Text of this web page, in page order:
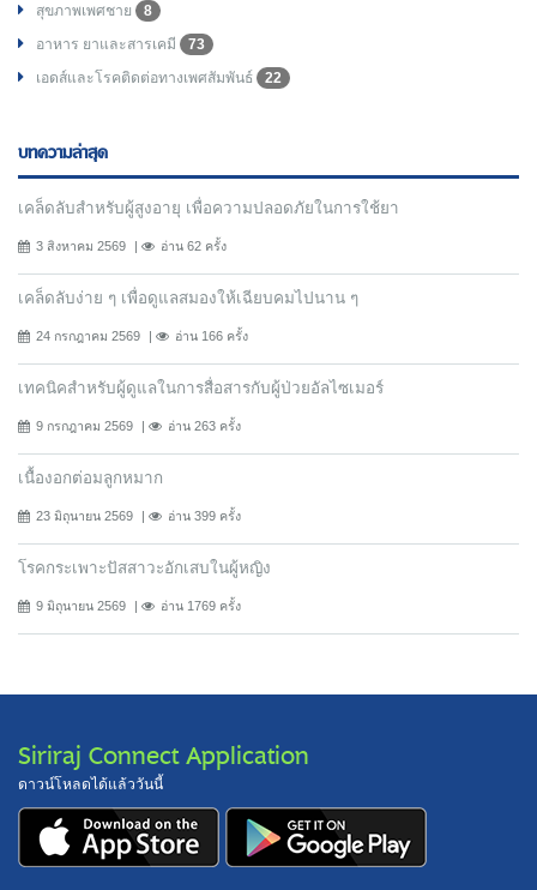
สุขภาพเพศชาย
8
อาหาร ยาและสารเคมี
73
เอดส์และโรคติดต่อทางเพศสัมพันธ์
22
บทความล่าสุด
เคล็ดลับสำหรับผู้สูงอายุ เพื่อความปลอดภัยในการใช้ยา
3 สิงหาคม 2569 อ่าน 62 ครั้ง
เคล็ดลับง่าย ๆ เพื่อดูแลสมองให้เฉียบคมไปนาน ๆ
24 กรกฎาคม 2569 อ่าน 166 ครั้ง
เทคนิคสำหรับผู้ดูแลในการสื่อสารกับผู้ป่วยอัลไซเมอร์
9 กรกฎาคม 2569 อ่าน 263 ครั้ง
เนื้องอกต่อมลูกหมาก
23 มิถุนายน 2569 อ่าน 399 ครั้ง
โรคกระเพาะปัสสาวะอักเสบในผู้หญิง
9 มิถุนายน 2569 อ่าน 1769 ครั้ง
Siriraj Connect Application
ดาวน์โหลดได้แล้ววันนี้